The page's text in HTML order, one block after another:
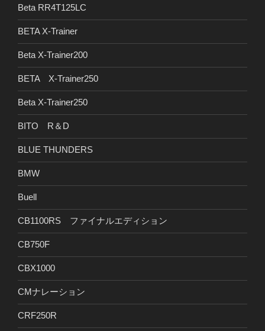
Beta RR4T125LC
BETA X-Trainer
Beta X-Trainer200
BETA X-Trainer250
Beta X-Trainer250
BITO R＆D
BLUE THUNDERS
BMW
Buell
CB1100RS ファイナルエディション
CB750F
CBX1000
CMナレーション
CRF250R